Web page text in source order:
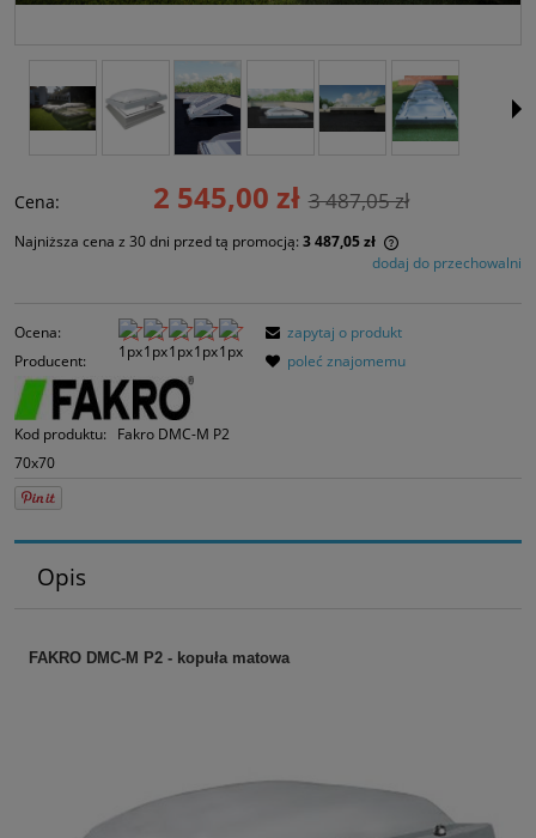
Cena: 2 545,00 zł 3 487,05 zł
Najniższa cena z 30 dni przed tą promocją: 3 487,05 zł
Jeżeli produkt
dodaj do przechowalni
Ocena:
Producent:
Kod produktu:
Fakro DMC-M P2
70x70
zapytaj o produkt
poleć znajomemu
Opis
FAKRO DMC-M P2 - kopuła matowa